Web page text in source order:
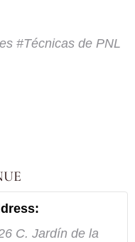
#Técnicas de PNL
C. Jardín de la